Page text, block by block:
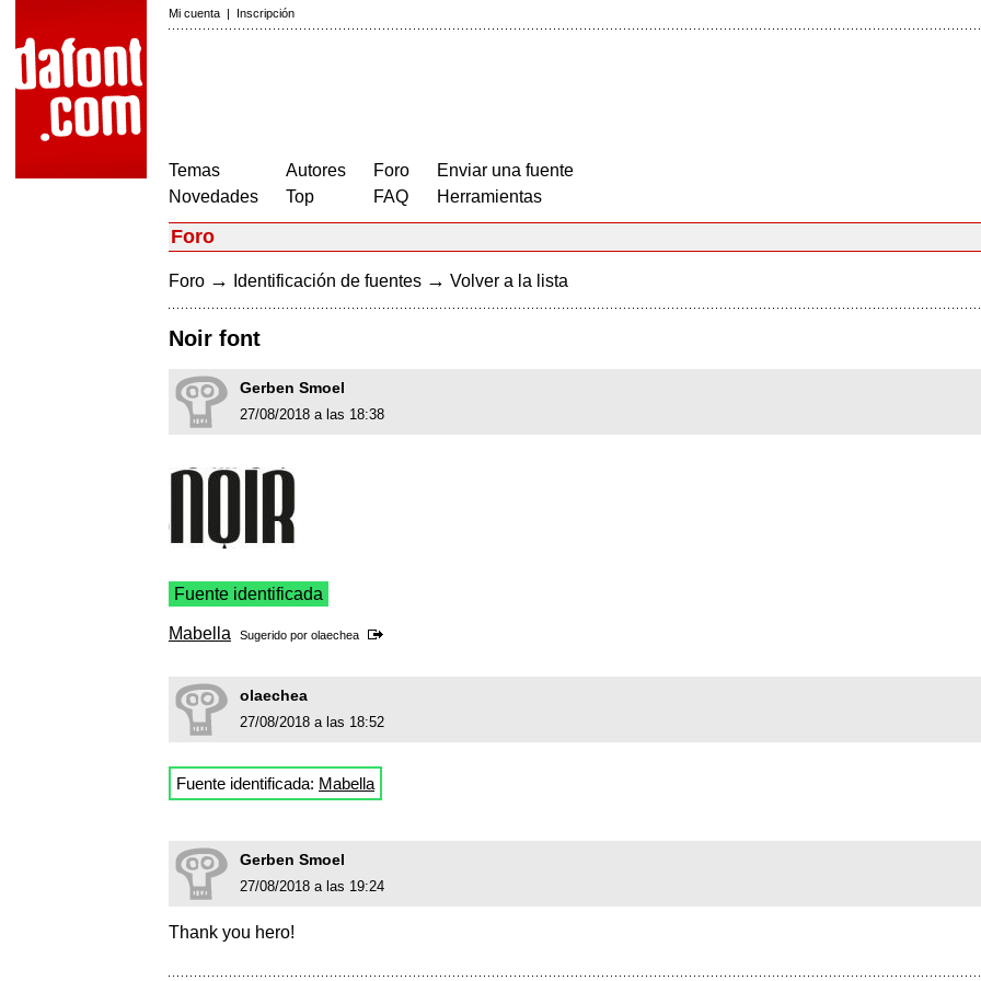
Mi cuenta | Inscripción
Temas
Novedades
Autores
Top
Foro
FAQ
Enviar una fuente
Herramientas
Foro
Foro → Identificación de fuentes → Volver a la lista
Noir font
Gerben Smoel
27/08/2018 a las 18:38
Fuente identificada
Mabella Sugerido por olaechea
olaechea
27/08/2018 a las 18:52
Fuente identificada: Mabella
Gerben Smoel
27/08/2018 a las 19:24
Thank you hero!